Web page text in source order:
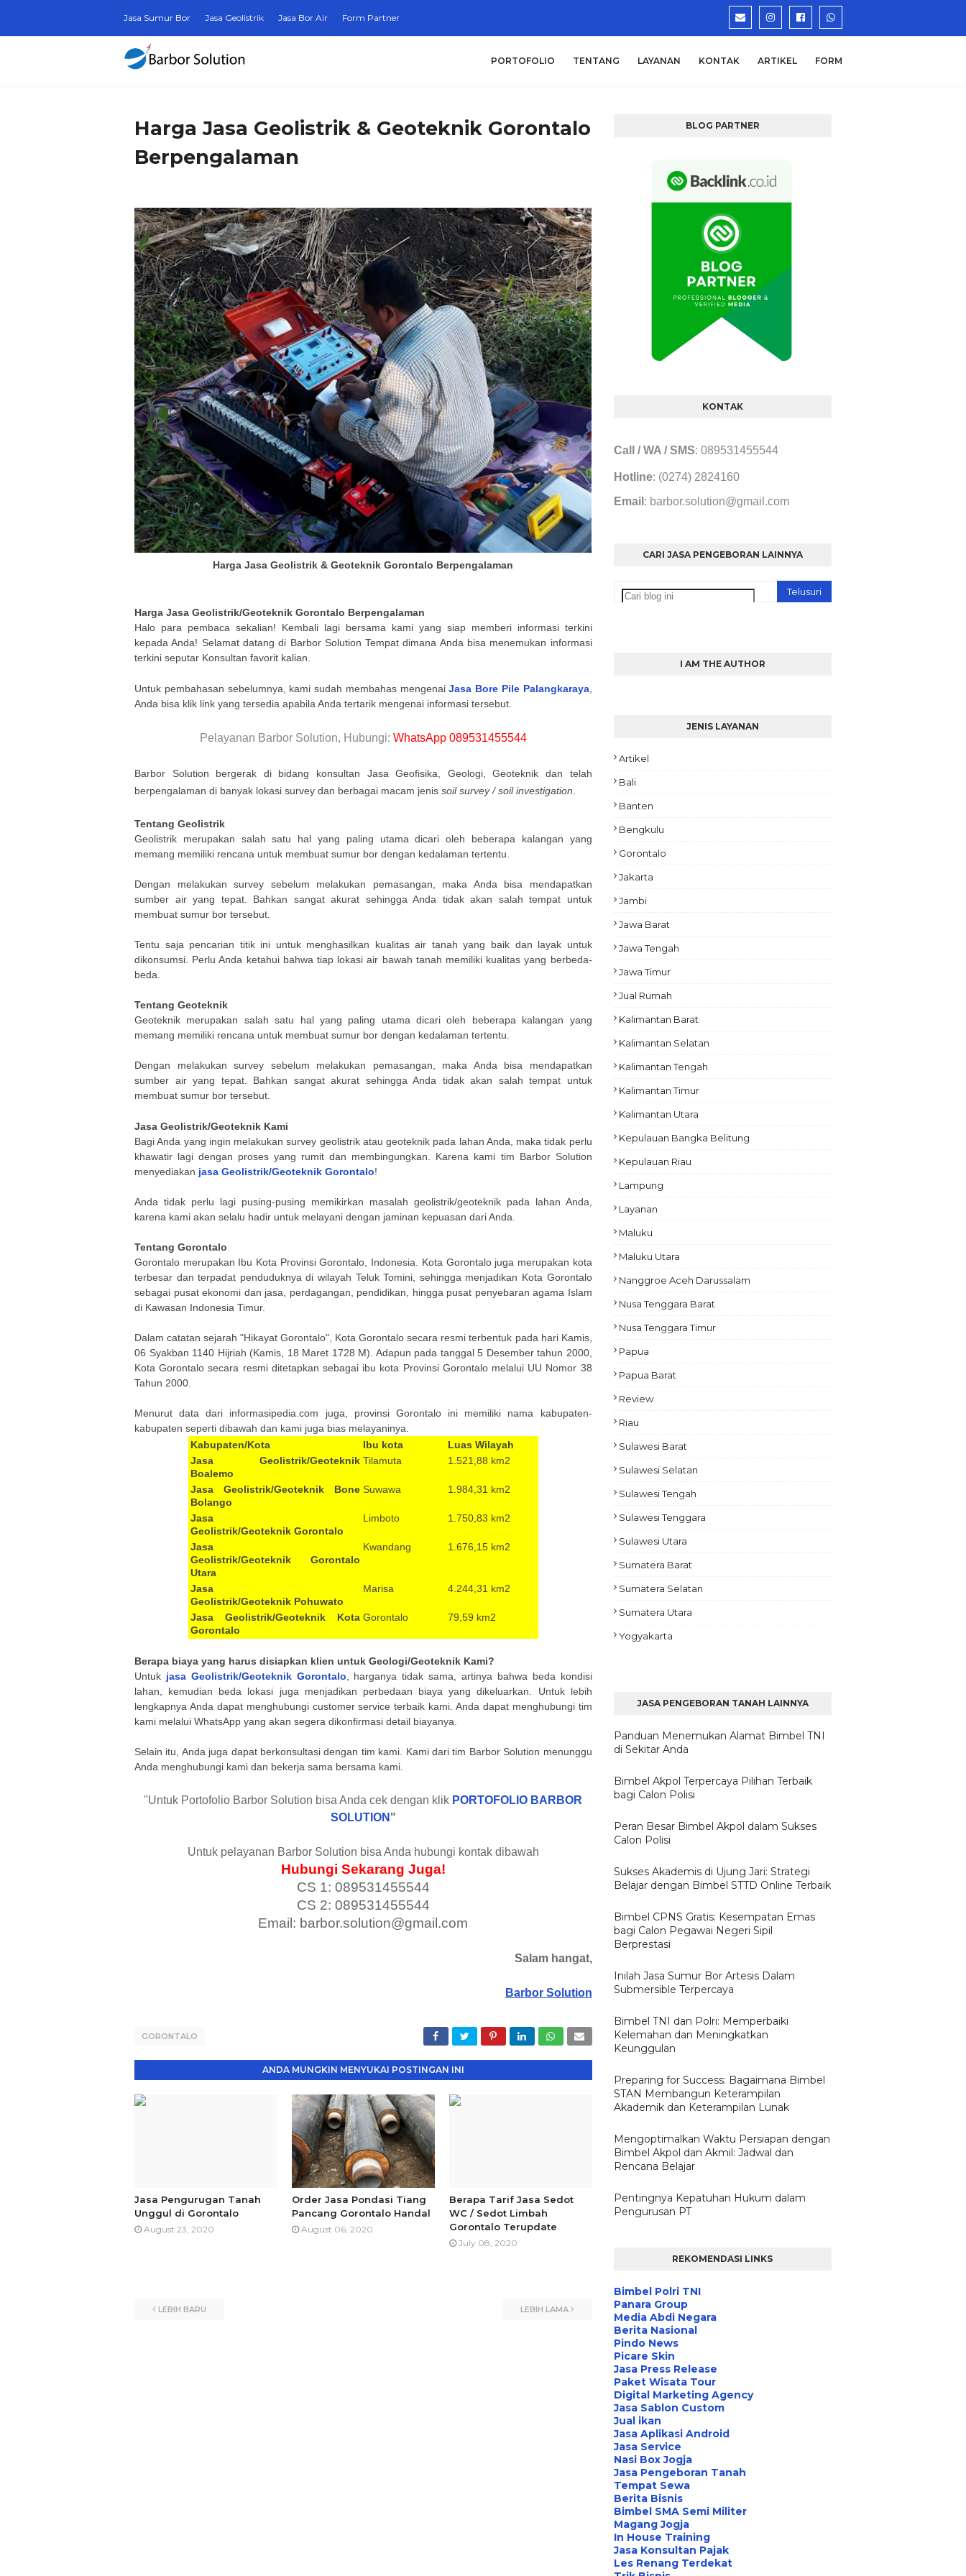
Jasa Sumur Bor Jasa Geolistrik Jasa Bor Air Form Partner
PORTOFOLIO TENTANG LAYANAN KONTAK ARTIKEL FORM
Harga Jasa Geolistrik & Geoteknik Gorontalo
Berpengalaman
Harga Jasa Geolistrik & Geoteknik Gorontalo Berpengalaman
Harga Jasa Geolistrik/Geoteknik Gorontalo Berpengalaman
Halo para pembaca sekalian! Kembali lagi bersama kami yang siap memberi informasi terkini
kepada Anda! Selamat datang di Barbor Solution Tempat dimana Anda bisa menemukan informasi
terkini seputar Konsultan favorit kalian.
Untuk pembahasan sebelumnya, kami sudah membahas mengenaiJasa Bore Pile Palangkaraya,
Anda bisa klik link yang tersedia apabila Anda tertarik mengenai informasi tersebut.
Pelayanan Barbor Solution, Hubungi: WhatsApp 089531455544
Barbor Solution bergerak di bidang konsultan Jasa Geofisika, Geologi, Geoteknik dan telah
berpengalaman di banyak lokasi survey dan berbagai macam jenis soil survey / soil investigation
Tentang Geolistrik
Geolistrik merupakan salah satu hal yang paling utama dicari oleh beberapa kalangan yang
memang memiliki rencana untuk membuat sumur bor dengan kedalaman tertentu.
Dengan melakukan survey sebelum melakukan pemasangan, maka Anda bisa mendapatkan
sumber air yang tepat. Bahkan sangat akurat sehingga Anda tidak akan salah tempat untuk
membuat sumur bor tersebut.
Tentu saja pencarian titik ini untuk menghasilkan kualitas air tanah yang baik dan layak untuk
dikonsumsi. Perlu Anda ketahui bahwa tiap lokasi air bawah tanah memiliki kualitas yang berbeda-
beda.
Tentang Geoteknik
Geoteknik merupakan salah satu hal yang paling utama dicari oleh beberapa kalangan yang
memang memiliki rencana untuk membuat sumur bor dengan kedalaman tertentu.
Dengan melakukan survey sebelum melakukan pemasangan, maka Anda bisa mendapatkan
sumber air yang tepat. Bahkan sangat akurat sehingga Anda tidak akan salah tempat untuk
membuat sumur bor tersebut.
Jasa Geolistrik/Geoteknik Kami
Bagi Anda yang ingin melakukan survey geolistrik atau geoteknik pada lahan Anda, maka tidak perlu
khawatir lagi dengan proses yang rumit dan membingungkan. Karena kami tim Barbor Solution
menyediakan jasa Geolistrik/Geoteknik Gorontalo!
Anda tidak perlu lagi pusing-pusing memikirkan masalah geolistrik/geoteknik pada lahan Anda,
karena kami akan selalu hadir untuk melayani dengan jaminan kepuasan dari Anda.
Tentang Gorontalo
Gorontalo merupakan Ibu Kota Provinsi Gorontalo, Indonesia. Kota Gorontalo juga merupakan kota
terbesar dan terpadat penduduknya di wilayah Teluk Tomini, sehingga menjadikan Kota Gorontalo
sebagai pusat ekonomi dan jasa, perdagangan, pendidikan, hingga pusat penyebaran agama Islam
di Kawasan Indonesia Timur.
Dalam catatan sejarah "Hikayat Gorontalo", Kota Gorontalo secara resmi terbentuk pada hari Kamis,
06 Syakban 1140 Hijriah (Kamis, 18 Maret 1728 M). Adapun pada tanggal 5 Desember tahun 2000,
Kota Gorontalo secara resmi ditetapkan sebagai ibu kota Provinsi Gorontalo melalui UU Nomor 38
Tahun 2000.
Menurut data dari informasipedia.com juga, provinsi Gorontalo ini memiliki nama kabupaten-
kabupaten seperti dibawah dan kami juga bias melayaninya.
Kabupaten/Kota
Ibu kota
Luas Wilayah
Jasa Geolistrik/Geoteknik
Boalemo
Tilamuta 1.521,88 km2
Jasa Geolistrik/Geoteknik Bone
Bolango
Suwawa 1.984,31 km2
Jasa
Geolistrik/Geoteknik Gorontalo
Limboto 1.750,83 km2
Jasa
Geolistrik/Geoteknik Gorontalo
Utara
Kwandang 1.676,15 km2
Jasa
Geolistrik/Geoteknik Pohuwato
Marisa 4.244,31 km2
Jasa Geolistrik/Geoteknik Kota
Gorontalo
Gorontalo 79,59 km2
Berapa biaya yang harus disiapkan klien untuk Geologi/Geoteknik Kami?
Untuk jasa Geolistrik/GeoteknikGorontalo , harganya tidak sama, artinya bahwa beda kondisi
lahan, kemudian beda lokasi juga menjadikan perbedaan biaya yang dikeluarkan. Untuk lebih
lengkapnya Anda dapat menghubungi customer service terbaik kami. Anda dapat menghubungi tim
kami melalui WhatsApp yang akan segera dikonfirmasi detail biayanya.
Selain itu, Anda juga dapat berkonsultasi dengan tim kami. Kami dari tim Barbor Solution menunggu
Anda menghubungi kami dan bekerja sama bersama kami.
"Untuk Portofolio Barbor Solution bisa Anda cek dengan klik PORTOFOLIO BARBOR
SOLUTION "
Untuk pelayanan Barbor Solution bisa Anda hubungi kontak dibawah
Hubungi Sekarang Juga!
CS 1: 089531455544
CS 2: 089531455544
Email: barbor.solution@gmail.com
Salam hangat,
Barbor Solution
GORONTALO
ANDA MUNGKIN MENYUKAI POSTINGAN INI
Jasa Pengurugan Tanah
Unggul di Gorontalo
August 23, 2020
Order Jasa Pondasi Tiang
Pancang Gorontalo Handal
August 06, 2020
Berapa Tarif Jasa Sedot
WC / Sedot Limbah
Gorontalo Terupdate
July 08, 2020
LEBIH BARU LEBIH LAMA
BLOG PARTNER
KONTAK
Call / WA / SMS: 089531455544
Hotline: (0274) 2824160
Email : barbor.solution@gmail.com
CARI JASA PENGEBORAN LAINNYA
I AM THE AUTHOR
JENIS LAYANAN
Artikel
Bali
Banten
Bengkulu
Gorontalo
Jakarta
Jambi
Jawa Barat
Jawa Tengah
Jawa Timur
Jual Rumah
Kalimantan Barat
Kalimantan Selatan
Kalimantan Tengah
Kalimantan Timur
Kalimantan Utara
Kepulauan Bangka Belitung
Kepulauan Riau
Lampung
Layanan
Maluku
Maluku Utara
Nanggroe Aceh Darussalam
Nusa Tenggara Barat
Nusa Tenggara Timur
Papua
Papua Barat
Review
Riau
Sulawesi Barat
Sulawesi Selatan
Sulawesi Tengah
Sulawesi Tenggara
Sulawesi Utara
Sumatera Barat
Sumatera Selatan
Sumatera Utara
Yogyakarta
JASA PENGEBORAN TANAH LAINNYA
Panduan Menemukan Alamat Bimbel TNI
di Sekitar Anda
Bimbel Akpol Terpercaya Pilihan Terbaik
bagi Calon Polisi
Peran Besar Bimbel Akpol dalam Sukses
Calon Polisi
Sukses Akademis di Ujung Jari: Strategi
Belajar dengan Bimbel STTD Online Terbaik
Bimbel CPNS Gratis: Kesempatan Emas
bagi Calon Pegawai Negeri Sipil
Berprestasi
Inilah Jasa Sumur Bor Artesis Dalam
Submersible Terpercaya
Bimbel TNI dan Polri: Memperbaiki
Kelemahan dan Meningkatkan
Keunggulan
Preparing for Success: Bagaimana Bimbel
STAN Membangun Keterampilan
Akademik dan Keterampilan Lunak
Mengoptimalkan Waktu Persiapan dengan
Bimbel Akpol dan Akmil: Jadwal dan
Rencana Belajar
Pentingnya Kepatuhan Hukum dalam
Pengurusan PT
REKOMENDASI LINKS
Bimbel Polri TNI
Panara Group
Media Abdi Negara
Berita Nasional
Pindo News
Picare Skin
Jasa Press Release
Paket Wisata Tour
Digital Marketing Agency
Jasa Sablon Custom
Jual ikan
Jasa Aplikasi Android
Jasa Service
Nasi Box Jogja
Jasa Pengeboran Tanah
Tempat Sewa
Berita Bisnis
Bimbel SMA Semi Militer
Magang Jogja
In House Training
Jasa Konsultan Pajak
Les Renang Terdekat